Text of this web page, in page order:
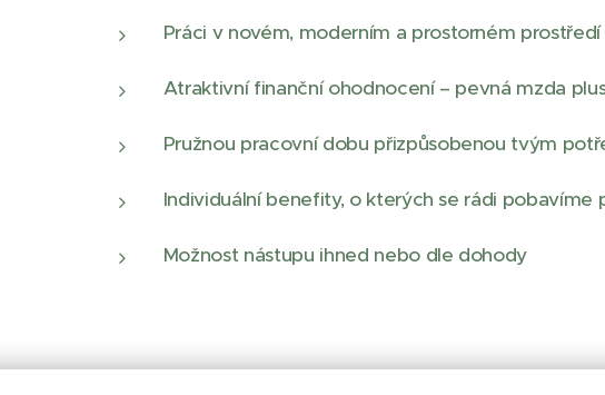
Práci v novém, moderním a prostorném
Atraktivní finanční ohodnocení – pevná mzda
Pružnou pracovní dobu přizpůsobenou tvým
Individuální benefity, o kterých se rádi pobavíme
Možnost nástupu ihned nebo dle dohody